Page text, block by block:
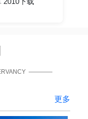
————
更多